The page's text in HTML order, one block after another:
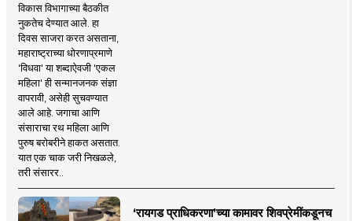
विकास विभागाच्या बैठकीत
नुकतेच देण्यात आले. हा
दिवस साजरा करत असताना,
महाराष्ट्राच्या धोरणाप्रमाणे
'विधवा' या शब्दाऐवजी 'एकल
महिला' ही सन्मानजनक संज्ञा
वापरावी, असेही सुचवण्यात
आले आहे. जगाचा आणि
संसाराचा रथ महिला आणि
पुरुष बरोबरीने हाकत असतात.
यात एक चाक जरी निखळले,
तरी संसारर..
‘रायगड प्राधिकरणा’च्या कामावर शिवप्रेमींकडूनच